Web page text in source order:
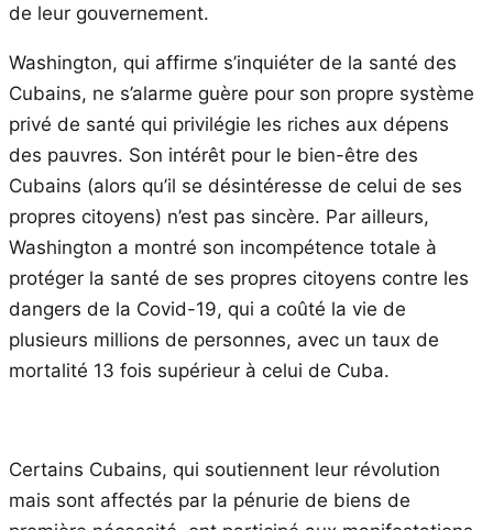
de leur gouvernement.
Washington, qui affirme s’inquiéter de la santé des
Cubains, ne s’alarme guère pour son propre système
privé de santé qui privilégie les riches aux dépens
des pauvres. Son intérêt pour le bien-être des
Cubains (alors qu’il se désintéresse de celui de ses
propres citoyens) n’est pas sincère. Par ailleurs,
Washington a montré son incompétence totale à
protéger la santé de ses propres citoyens contre les
dangers de la Covid-19, qui a coûté la vie de
plusieurs millions de personnes, avec un taux de
mortalité 13 fois supérieur à celui de Cuba.
Certains Cubains, qui soutiennent leur révolution
mais sont affectés par la pénurie de biens de